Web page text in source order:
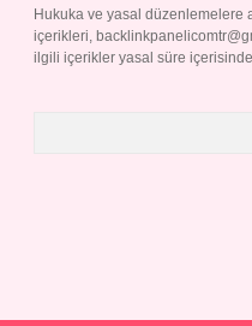
Hukuka ve yasal düzenlemelere
içerikleri,
ilgili içerikler yasal süre içerisinde